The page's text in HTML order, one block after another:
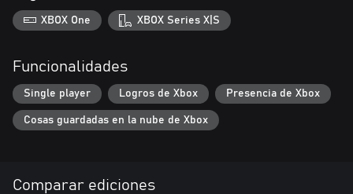
XBOX One XBOX Series X|S
Funcionalidades
Single player Logros de Xbox Presencia de Xbox
Cosas guardadas en la nube de Xbox
Comparar ediciones